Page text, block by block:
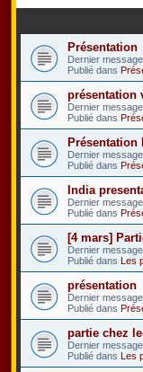
Présentation
Dernier
Publié dans
présentation
Dernier
Publié dans
Présentation
Dernier
Publié dans
India
Dernier
Publié dans
[4 mars]
Dernier
Publié dans Les
présentation
Dernier
Publié dans
partie chez
Dernier
Publié dans Les